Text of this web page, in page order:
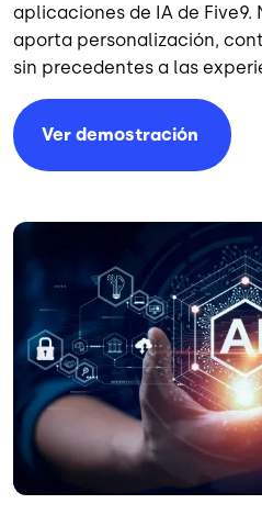
aplicaciones de IA de Five9.
aporta personalización,
sin precedentes a las
Ver demostración
Imagen